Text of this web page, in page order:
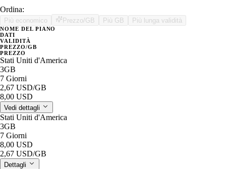
Ordina:
Più economico Prezzo/GB Più GB Più lunga validità
NOME DEL PIANO
DATI
VALIDITÀ
PREZZO/GB
PREZZO
Stati Uniti d'America
3GB
7 Giorni
2,67 USD/GB
8,00 USD
Vedi dettagli
Stati Uniti d'America
3GB
7 Giorni
8,00 USD
2,67 USD/GB
Dettagli